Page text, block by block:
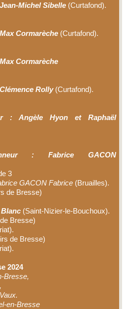
Michel Sibelle (Curtafond).
Cormarèche (Curtafond).
Cormarèche
Rolly (Curtafond).
: Angèle Hyon et Raphaël
: Fabrice GACON
3
GACON Fabrice (Bruailles).
de Bresse)
Blanc (Saint-Nizier-le-Bouchoux).
Bresse)
de Bresse)
2024
Bresse,
en-Bresse